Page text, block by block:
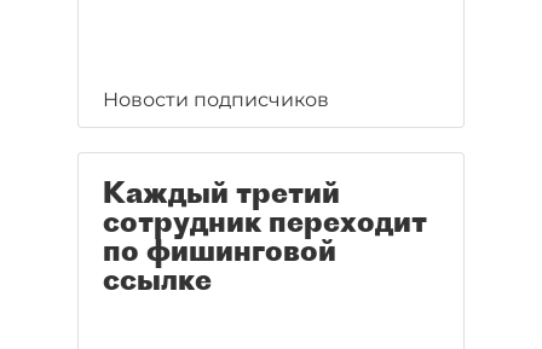
Новости подписчиков
Каждый третий
сотрудник переходит
по фишинговой
ссылке